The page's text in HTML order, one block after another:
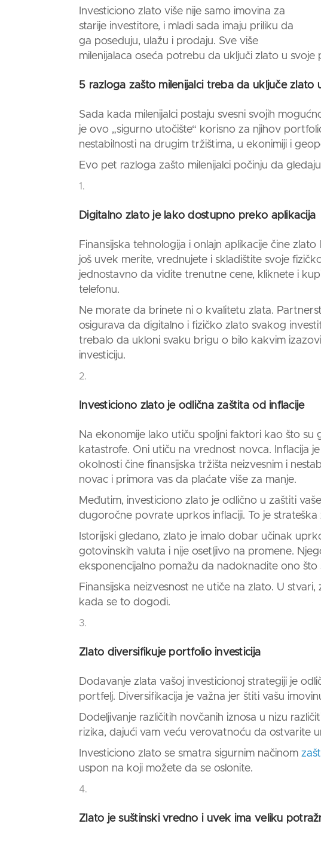
Investiciono zlato više nije samo imovina za
starije investitore, i mladi sada imaju priliku da
ga poseduju, ulažu i prodaju. Sve više
milenijalaca oseća potrebu da uključi zlato u
5 razloga zašto milenijalci treba da uključezlato
Sada kada milenijalci postaju svesni svojih
je ovo „sigurno utočište“ korisno za njihov
nestabilnosti na drugim tržištima, u ekonimiji i
Evo pet razloga zašto milenijalci počinju da
Digitalno zlato je lako dostupno preko aplikacija
Finansijska tehnologija i onlajn aplikacije čine zlato
još uvek merite, vrednujete i skladištite svoje
jednostavno da vidite trenutne cene, kliknete i
telefonu.
Ne morate da brinete ni o kvalitetu zlata.
osigurava da digitalno i fizičko zlato svakog
trebalo da ukloni svaku brigu o bilo kakvim
investiciju.
Investiciono zlatoje odlična zaštita od inflacije
Na ekonomije lako utiču spoljni faktori kao što su
katastrofe. Oni utiču na vrednost novca. Inflacija
okolnosti čine finansijska tržišta neizvesnim i
novac i primora vas da plaćate više za manje.
Međutim, investiciono zlato je odlično u zaštiti
dugoročne povrate uprkos inflaciji. To je strateška
Istorijski gledano, zlato je imalo dobar učinak
gotovinskih valuta i nije osetljivo na promene.
eksponencijalno pomažu da nadoknadite ono što
Finansijska neizvesnost ne utiče na zlato. U stvari,
kada se to dogodi.
Zlato diversifikuje portfolio investicija
Dodavanje zlata vašoj investicionoj strategiji je
portfelj. Diversifikacija je važna jer štiti vašu
Dodeljivanje različitih novčanih iznosa u nizu
rizika, dajući vam veću verovatnoću da ostvarite
Investiciono zlato se smatra sigurnim načinom
uspon na koji možete da se oslonite.
Zlato je suštinski vredno i uvek ima veliku